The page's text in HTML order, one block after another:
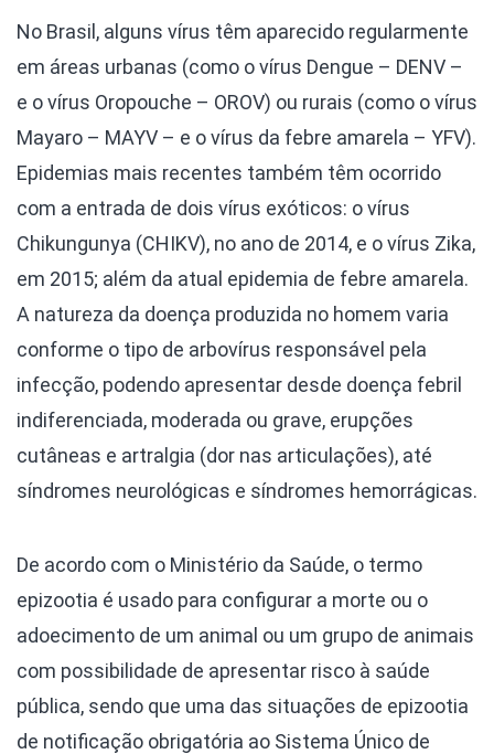
No Brasil, alguns vírus têm aparecido regularmente
em áreas urbanas (como o vírus Dengue – DENV –
e o vírus Oropouche – OROV) ou rurais (como o vírus
Mayaro – MAYV – e o vírus da febre amarela – YFV).
Epidemias mais recentes também têm ocorrido
com a entrada de dois vírus exóticos: o vírus
Chikungunya (CHIKV), no ano de 2014, e o vírus Zika,
em 2015; além da atual epidemia de febre amarela.
A natureza da doença produzida no homem varia
conforme o tipo de arbovírus responsável pela
infecção, podendo apresentar desde doença febril
indiferenciada, moderada ou grave, erupções
cutâneas e artralgia (dor nas articulações), até
síndromes neurológicas e síndromes hemorrágicas.
De acordo com o Ministério da Saúde, o termo
epizootia é usado para configurar a morte ou o
adoecimento de um animal ou um grupo de animais
com possibilidade de apresentar risco à saúde
pública, sendo que uma das situações de epizootia
de notificação obrigatória ao Sistema Único de